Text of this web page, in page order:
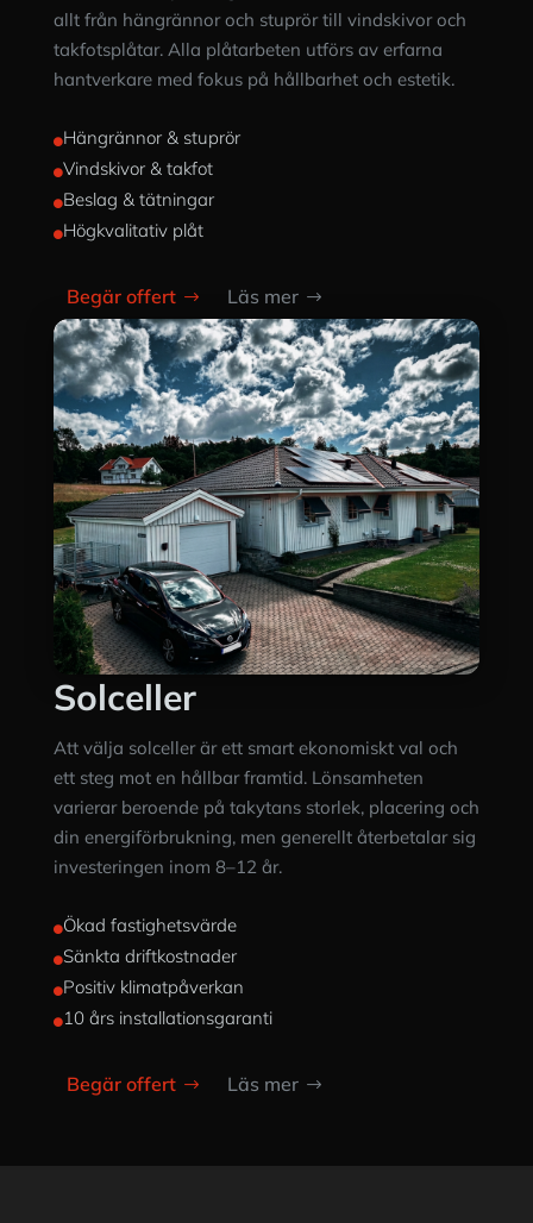
allt från hängrännor och stuprör till vindskivor och
takfotsplåtar. Alla plåtarbeten utförs av erfarna
hantverkare med fokus på hållbarhet och estetik.
Hängrännor & stuprör
Vindskivor & takfot
Beslag & tätningar
Högkvalitativ plåt
Begär offert Läs mer
Solceller
Att välja solceller är ett smart ekonomiskt val och
ett steg mot en hållbar framtid. Lönsamheten
varierar beroende på takytans storlek, placering och
din energiförbrukning, men generellt återbetalar sig
investeringen inom 8–12 år.
Ökad fastighetsvärde
Sänkta driftkostnader
Positiv klimatpåverkan
10 års installationsgaranti
Begär offert Läs mer